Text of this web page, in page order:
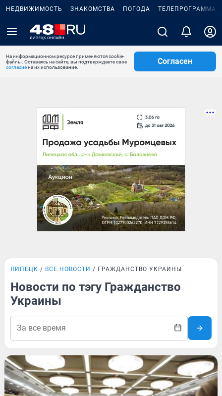
НЕДВИЖИМОСТЬ ЗНАКОМСТВА ПОГОДА ТЕЛЕПРОГРАММА
На информационном ресурсе применяются cookie-
файлы. Оставаясь на сайте, вы подтверждаете свое
согласиена их использование.
Согласен
ЛИПЕЦК ВСЕ НОВОСТИ ГРАЖДАНСТВО УКРАИНЫ
Новости по тэгу Гражданство
Украины